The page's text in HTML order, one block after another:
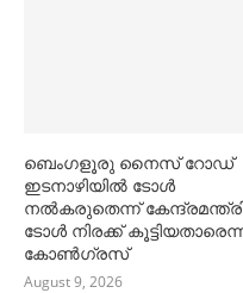
ബെംഗളൂരു നൈസ് റോഡ്
ഇടനാഴിയില്‍ ടോള്‍
നല്‍കരുതെന്ന്
ടോള്‍ നിരക്ക്
കോണ്‍ഗ്രസ്
August 9, 2026